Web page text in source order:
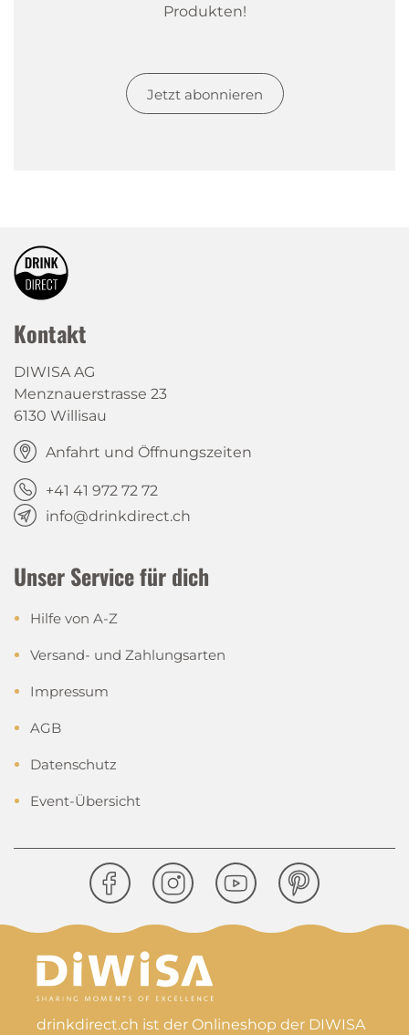
Produkten!
Jetzt abonnieren
Kontakt
DIWISA AG
Menznauerstrasse 23
6130 Willisau
Anfahrt und Öffnungszeiten
+41 41 972 72 72
info@drinkdirect.ch
Unser Service für dich
Hilfe von A-Z
Versand- und Zahlungsarten
Impressum
AGB
Datenschutz
Event-Übersicht
drinkdirect.ch ist der Onlineshop der DIWISA